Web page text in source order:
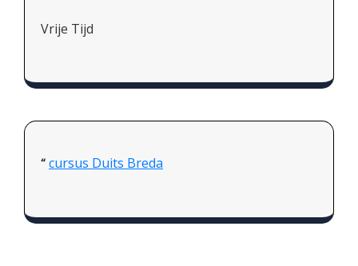
Vrije Tijd
cursus Duits Breda